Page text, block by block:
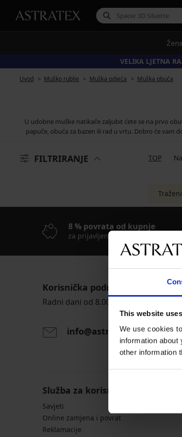
This website
We use cookies
information
other information
Žena
VELIKA LJETNA
Uvod Muško rublje Muška odjeća Muška obuća
U udobne muške natikače zaljubit ćete se na prvo
papuče, obuća za bazen ili rad u vrtu. Dobro će vam
FILTRIRANJE TOP
8 % povrata od kupnje
za prijavljene kupce
Korisnička podrška
Radni dani od 8.00 - 16.00
info@astratex.hr
Služba za korisnike
Savjeti
Online zamjena i povrat
Reklamacije